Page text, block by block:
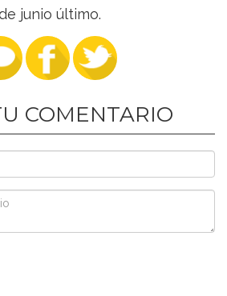
junio último.
COMENTARIO